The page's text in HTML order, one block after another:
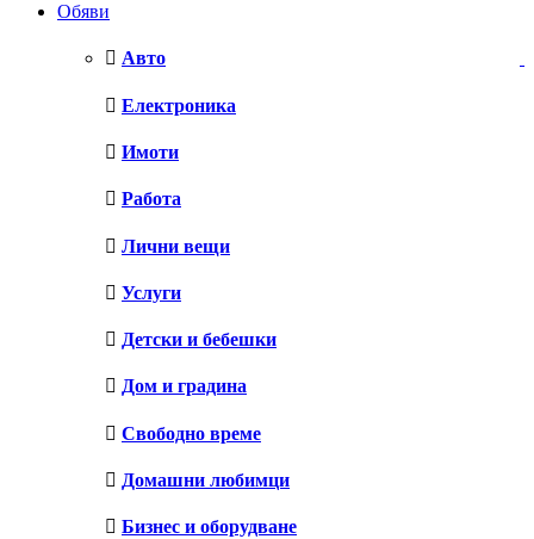
Обяви
Авто
Електроника
Имоти
Работа
Лични вещи
Услуги
Детски и бебешки
Дом и градина
Свободно време
Домашни любимци
Бизнес и оборудване